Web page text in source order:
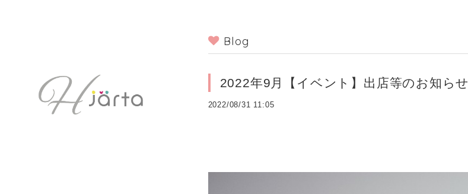
Blog
2022年9月【イベント】出店等のお知らせ
2022/08/31 11:05